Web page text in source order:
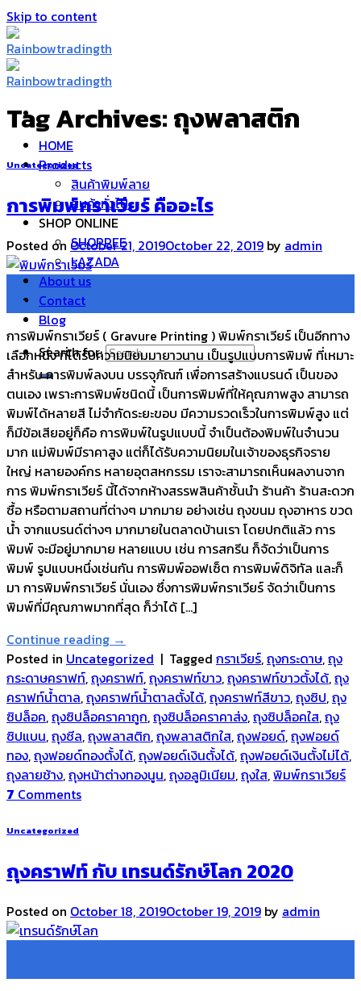
Skip to content
HOME
Products
สินค้าพิมพ์ลาย
สินค้าทั่วไป
SHOP ONLINE
SHOPPEE
LAZADA
About us
Contact
Blog
Search for:
Tag Archives:ถุงพลาสติก
Uncategorized
การพิมพ์กราเวียร์ คืออะไร
Posted on October 21, 2019October 22, 2019 by admin
Oct
การพิมพ์กราเวียร์ ( Gravure Printing ) พิมพ์กราเวียร์ เป็นอีกทาง
เลือกหนึ่ง ที่ได้รับความนิยมมายาวนาน เป็นรูปแบบการพิมพ์ ที่เหมาะ
สำหรับ การพิมพ์ลงบน บรรจุภัณฑ์ เพื่อการสร้างแบรนด์ เป็นของ
ตนเอง เพราะการพิมพ์ชนิดนี้ เป็นการพิมพ์ที่ให้คุณภาพสูง สามารถ
พิมพ์ได้หลายสี ไม่จำกัดระยะขอบ มีความรวดเร็วในการพิมพ์สูง แต่
ก็มีข้อเสียอยู่ก็คือ การพิมพ์ในรูปแบบนี้ จำเป็นต้องพิมพ์ในจำนวน
มาก แม่พิมพ์มีราคาสูง แต่ก็ได้รับความนิยมในเจ้าของธุรกิจราย
ใหญ่ หลายองค์กร หลายอุตสหกรรม เราจะสามารถเห็นผลงานจาก
การ พิมพ์กราเวียร์ นี้ได้จากห้างสรรพสินค้าชั้นนำ ร้านค้า ร้านสะดวก
ซื้อ หรือตามสถานที่ต่างๆ มากมาย อย่างเช่น ถุงขนม ถุงอาหาร ขวด
น้ำ จากแบรนด์ต่างๆ มากมายในตลาดบ้านเรา โดยปกติแล้ว การ
พิมพ์ จะมีอยู่มากมาย หลายแบบ เช่น การสกรีน ก็จัดว่าเป็นการ
พิมพ์ รูปแบบหนึ่งเช่นกัน การพิมพ์ออฟเซ็ต การพิมพ์ดิจิทัล และก็
มา การพิมพ์กราเวียร์ นั่นเอง ซึ่งการพิมพ์กราเวียร์ จัดว่าเป็นการ
พิมพ์ที่มีคุณภาพมากที่สุด ก็ว่าได้ […]
Continue reading →
Posted in Uncategorized | Tagged กราเวียร์,ถุงกระดาษ,ถุง
กระดาษคราฟท์,ถุงคราฟท์,ถุงคราฟท์ขาว,ถุงคราฟท์ขาวตั้งได้,ถุง
คราฟท์น้ำตาล,ถุงคราฟท์น้ำตาลตั้งได้,ถุงคราฟท์สีขาว,ถุงซิป,ถุง
ซิปล็อค,ถุงซิปล็อคราคาถูก,ถุงซิปล็อคราคาส่ง,ถุงซิปล็อคใส,ถุง
ซิปแบน,ถุงซีล,ถุงพลาสติก,ถุงพลาสติกใส,ถุงฟอยด์,ถุงฟอยด์
ทอง,ถุงฟอยด์ทองตั้งได้,ถุงฟอยด์เงินตั้งได้,ถุงฟอยด์เงินตั้งไม่ได้,
ถุงลายช้าง,ถุงหน้าต่างทองนูน,ถุงอลูมิเนียม,ถุงใส,พิมพ์กราเวียร์
7 Comments
Uncategorized
ถุงคราฟท์ กับ เทรนด์รักษ์โลก 2020
Posted on October 18, 2019October 19, 2019 by admin